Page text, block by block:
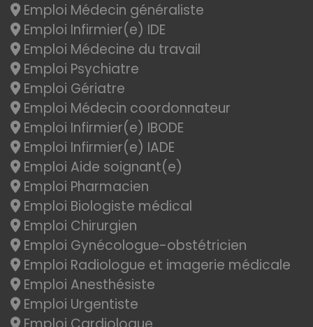
Emploi Médecin généraliste
Emploi Infirmier(e) IDE
Emploi Médecine du travail
Emploi Psychiatre
Emploi Gériatre
Emploi Médecin coordonnateur
Emploi Infirmier(e) IBODE
Emploi Infirmier(e) IADE
Emploi Aide soignant(e)
Emploi Pharmacien
Emploi Biologiste médical
Emploi Chirurgien
Emploi Gynécologue-obstétricien
Emploi Radiologue et imagerie médicale
Emploi Anesthésiste
Emploi Urgentiste